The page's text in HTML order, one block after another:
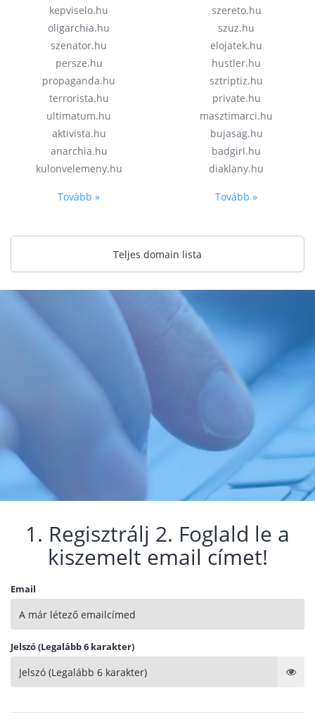
kepviselo.hu
oligarchia.hu
szenator.hu
persze.hu
propaganda.hu
terrorista.hu
ultimatum.hu
aktivista.hu
anarchia.hu
kulonvelemeny.hu
Tovább »
szereto.hu
szuz.hu
elojatek.hu
hustler.hu
sztriptiz.hu
private.hu
masztimarci.hu
bujasag.hu
badgirl.hu
diaklany.hu
Tovább »
Teljes domain lista
1. Regisztrálj 2. Foglald le a
kiszemelt email címet!
Email
Jelszó (Legalább 6 karakter)